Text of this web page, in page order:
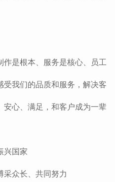
作是根本、服务是核心、员工
我们的品质和服务，解决客
安心、满足，和客户成为一辈
兴国家
采众长、共同努力